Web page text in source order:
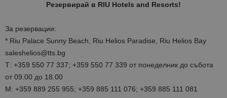
Резервирай в RIU Hotels and Resorts!
За резервации:
* Riu Palace Sunny Beach, Riu Helios Paradise, Riu Helios Bay
saleshelios@tts.bg
Т: +359 550 77 337; +359 550 77 339 от понеделник до събота
от 09.00 до 18.00
М: +359 889 255 955; +359 885 111 076; +359 885 111 081